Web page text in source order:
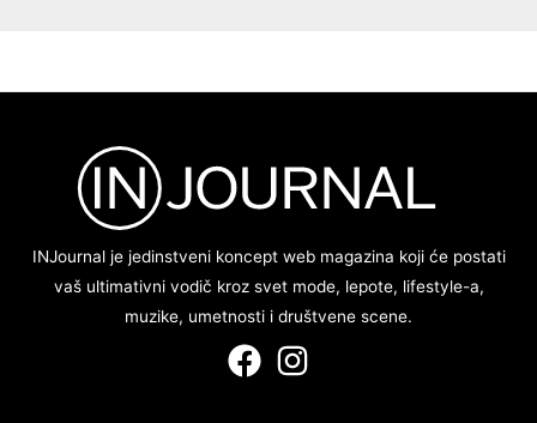
INJournal je jedinstveni koncept web magazina koji će postati
vaš ultimativni vodič kroz svet mode, lepote, lifestyle-a,
muzike, umetnosti i društvene scene.